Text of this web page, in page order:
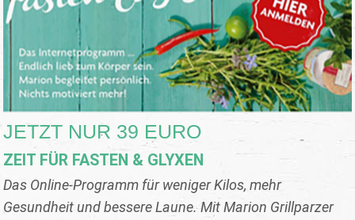
JETZT NUR 39 EURO
ZEIT FÜR FASTEN & GLYXEN
Das Online-Programm für weniger Kilos, mehr
Gesundheit und bessere Laune. Mit Marion Grillparzer